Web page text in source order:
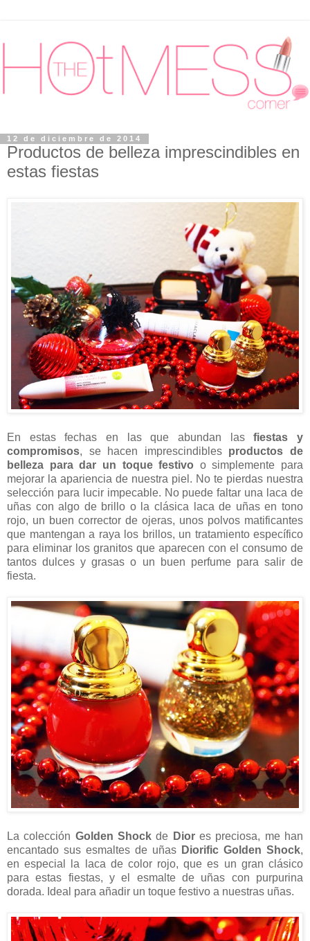
12 de diciembre de 2014
Productos de belleza imprescindibles en
estas fiestas
En estas fechas en las que abundan lasfiestas y
compromisos, se hacen imprescindibles productos de
belleza para dar un toque festivo o simplemente para
mejorar la apariencia de nuestra piel. No te pierdas nuestra
selección para lucir impecable. No puede faltar una laca de
uñas con algo de brillo o la clásica laca de uñas en tono
rojo, un buen corrector de ojeras, unos polvos matificantes
que mantengan a raya los brillos, un tratamiento específico
para eliminar los granitos que aparecen con el consumo de
tantos dulces y grasas o un buen perfume para salir de
fiesta.
La colección Golden Shock de Diores preciosa, me han
encantado sus esmaltes de uñas Diorific Golden Shock,
en especial la laca de color rojo, que es un gran clásico
para estas fiestas, y el esmalte de uñas con purpurina
dorada. Ideal para añadir un toque festivo a nuestras uñas.